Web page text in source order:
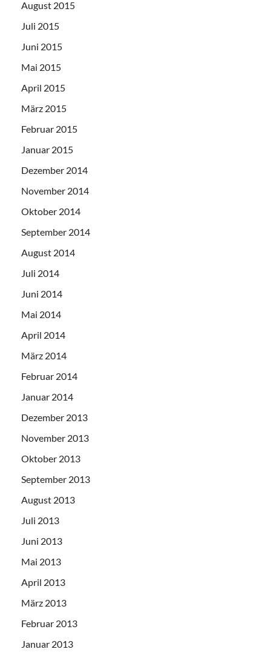
August 2015
Juli 2015
Juni 2015
Mai 2015
April 2015
März 2015
Februar 2015
Januar 2015
Dezember 2014
November 2014
Oktober 2014
September 2014
August 2014
Juli 2014
Juni 2014
Mai 2014
April 2014
März 2014
Februar 2014
Januar 2014
Dezember 2013
November 2013
Oktober 2013
September 2013
August 2013
Juli 2013
Juni 2013
Mai 2013
April 2013
März 2013
Februar 2013
Januar 2013